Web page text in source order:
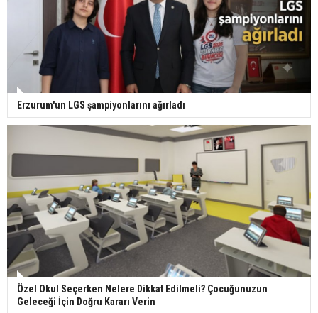
Erzurum'un LGS şampiyonlarını ağırladı
Özel Okul Seçerken Nelere Dikkat Edilmeli? Çocuğunuzun
Geleceği İçin Doğru Kararı Verin